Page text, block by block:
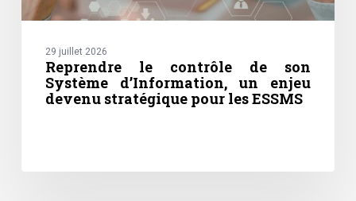
29 juillet 2026
Reprendre le contrôle de son
Système d’Information, un enjeu
devenu stratégique pour les ESSMS